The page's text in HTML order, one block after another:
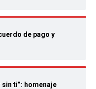
de pago y
ti”: homenaje